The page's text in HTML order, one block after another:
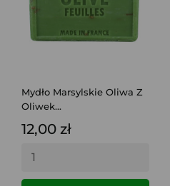
Mydło Marsylskie Oliwa Z
Oliwek...
12,00 zł